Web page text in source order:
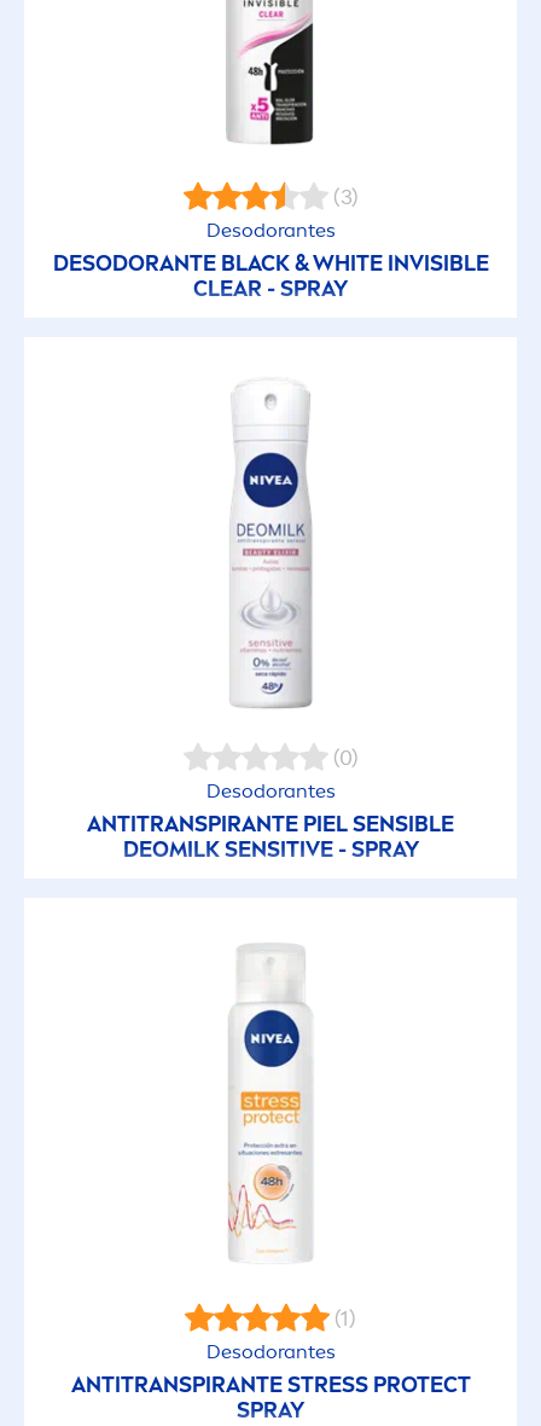
(3)
Desodorantes
DESODORANTE BLACK&WHITEINVISIBLE
CLEAR - SPRAY
(0)
Desodorantes
ANTITRANSPIRANTE PIEL SENSIBLE
DEOMILKSENSITIVE- SPRAY
(1)
Desodorantes
ANTITRANSPIRANTESTRESS PROTECT
SPRAY